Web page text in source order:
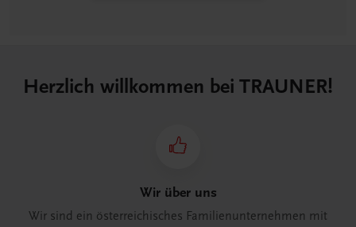
Herzlich willkommen bei TRAUNER!
Wir über uns
Wir sind ein österreichisches Familienunternehmen mit